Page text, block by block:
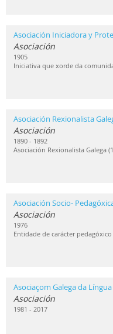
Asociación Iniciadora y
Asociación
1905
Iniciativa que xorde da
Asociación Rexionalista
Asociación
1890 - 1892
Asociación Rexionalista Galega
Asociación Socio-
Asociación
1976
Entidade de carácter
Asociaçom Galega da Língua
Asociación
1981 - 2017